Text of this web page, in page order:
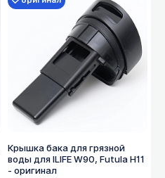
Крышка бака для грязной
воды для ILIFE W90, Futula H11
- оригинал